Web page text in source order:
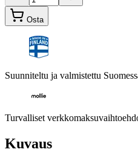
Osta
Suunniteltu ja valmistettu
Turvalliset
Kuvaus